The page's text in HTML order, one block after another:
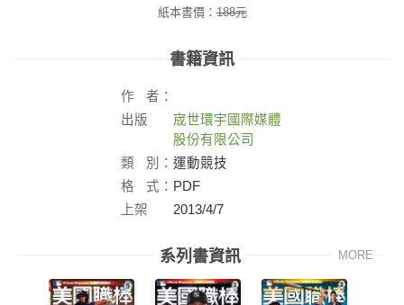
紙本書價：188元
書籍資訊
作
者：
出版
宬世環宇國際媒體
股份有限公司
類
別： 運動競技
格
式： PDF
上架
2013/4/7
系列書資訊 MORE